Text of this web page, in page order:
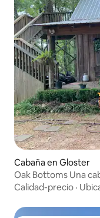
Cabaña en Gloster
Oak Bottoms Una
arena
Calidad-precio ·